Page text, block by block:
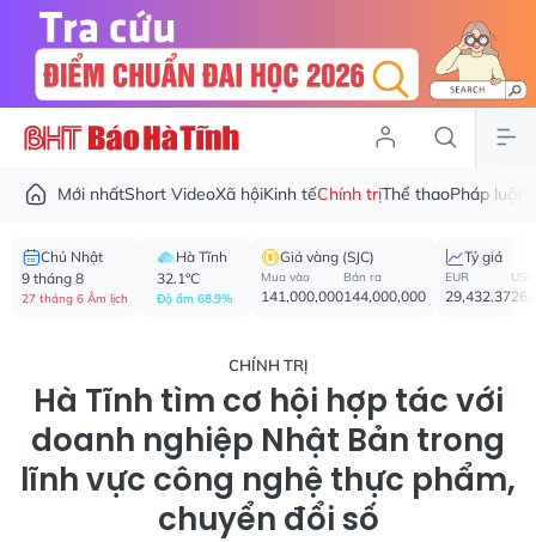
Mới nhấtShort VideoXã hộiKinh tếChính trịThể thaoPháp luật
Chủ Nhật
9 tháng 8
27 tháng 6 Âm lịch
Hà Tĩnh
32.1°C
Độ ẩm 68.9%
Giá vàng (SJC)
Mua vào
141,000,000
Bán ra
144,000,000
Tỷ giá
EUR
29,432.37
USD
CHÍNH TRỊ
Hà Tĩnh tìm cơ hội hợp tác với
doanh nghiệp Nhật Bản trong
lĩnh vực công nghệ thực phẩm,
chuyển đổi số